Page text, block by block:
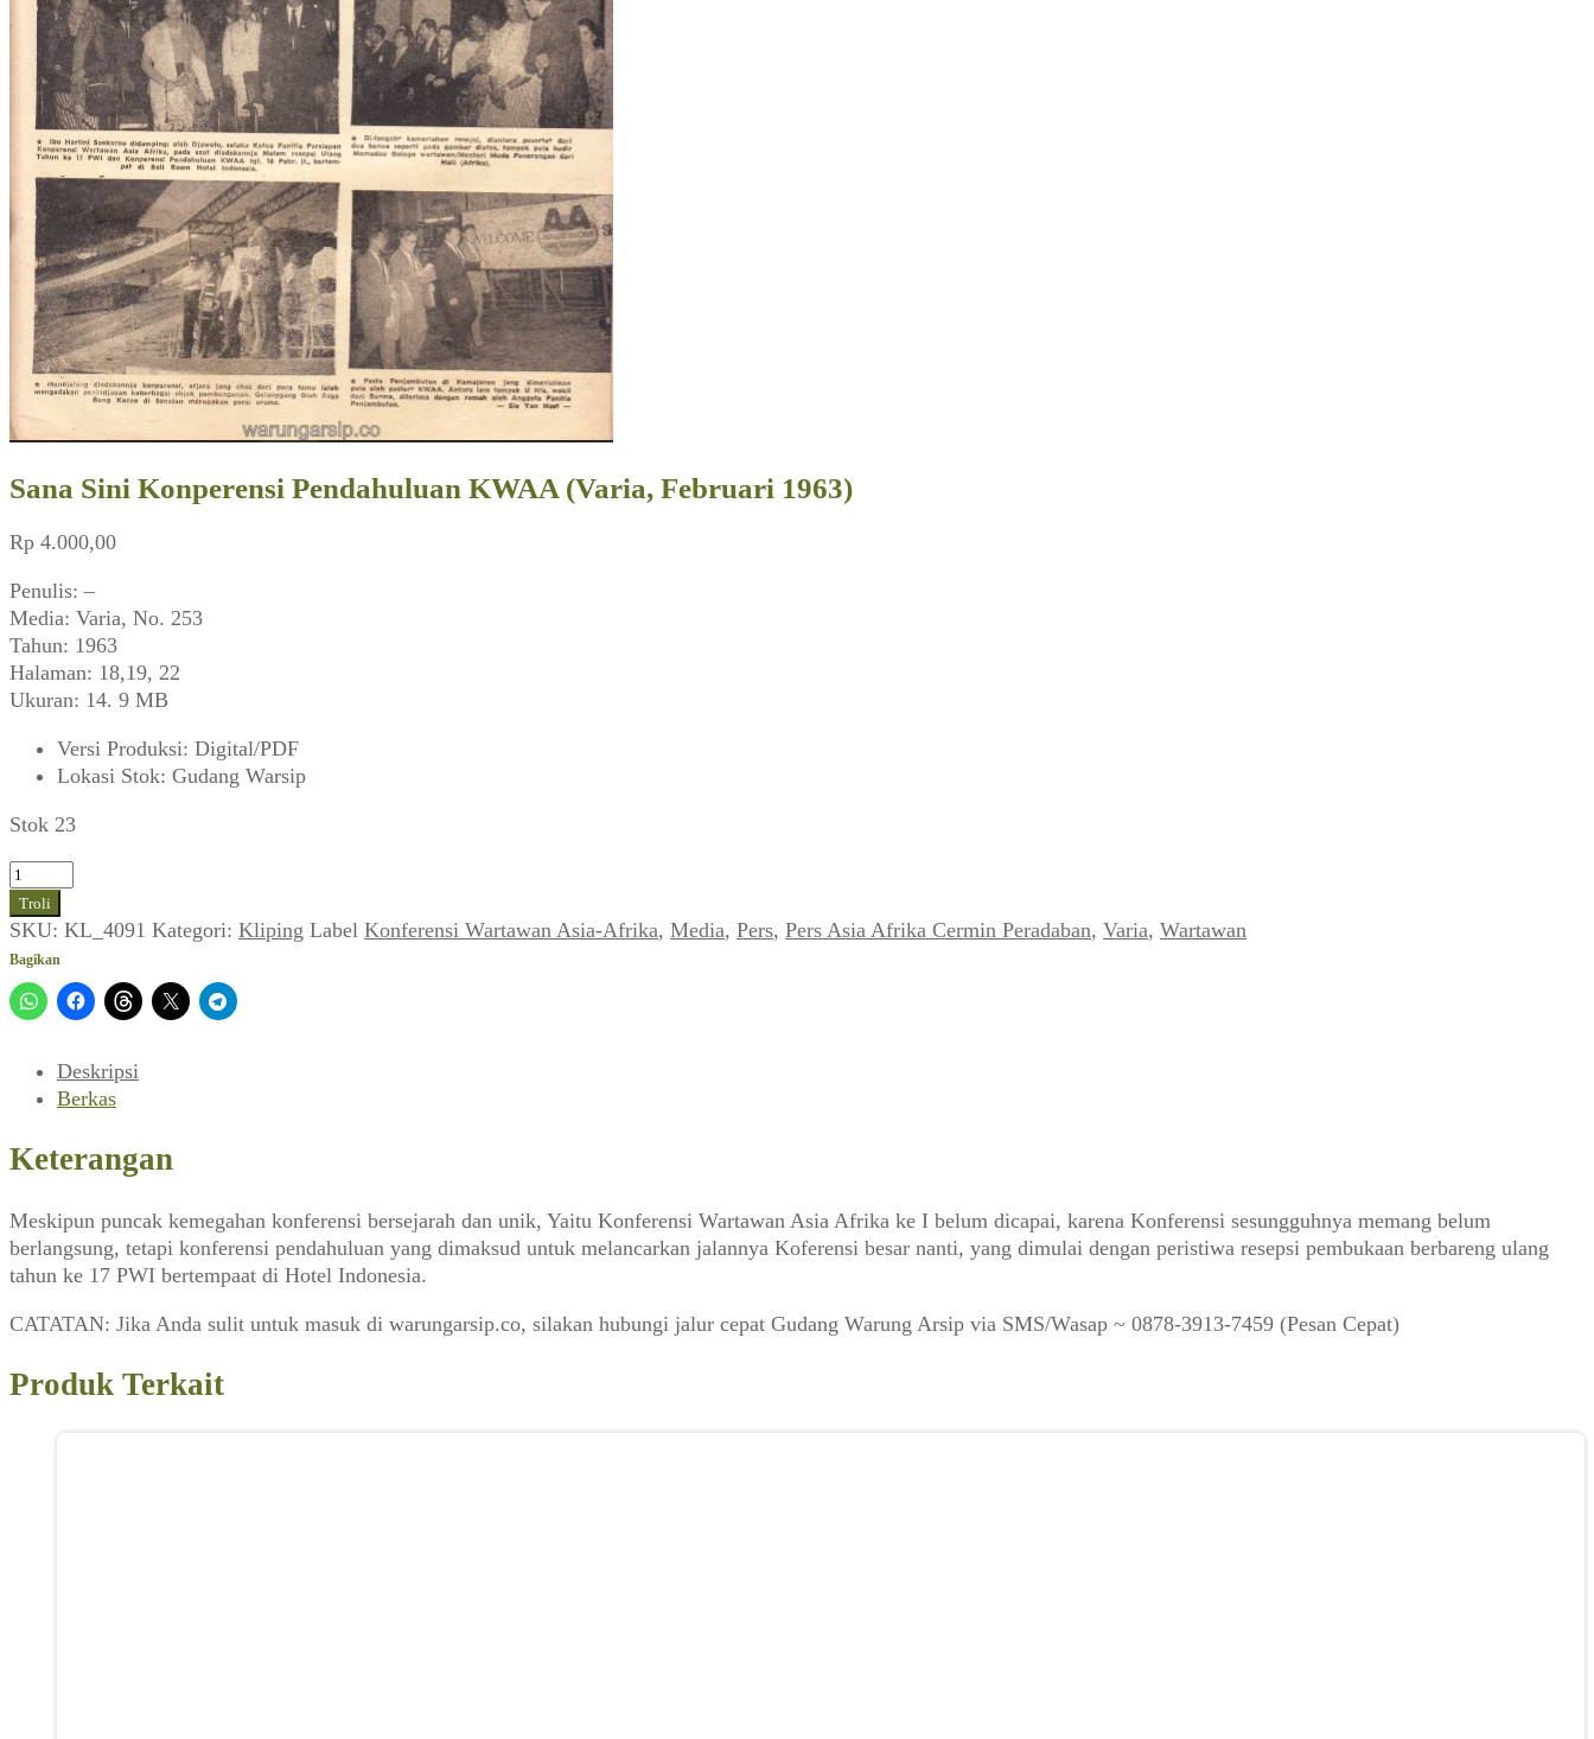
Sana Sini Konperensi Pendahuluan KWAA (Varia, Februari 1963)
Rp 4.000,00
Penulis: –
Media: Varia, No. 253
Tahun: 1963
Halaman: 18,19, 22
Ukuran: 14. 9 MB
Versi Produksi: Digital/PDF
Lokasi Stok: Gudang Warsip
Stok 23
Kuantitas
Sana
Sini
Konperensi
Pendahuluan
KWAA
Februari
1963)
Troli
SKU: KL_4091 Kategori: Kliping Label Konferensi Wartawan Asia-Afrika, Media, Pers, Pers Asia Afrika Cermin Peradaban, Varia, Wartawan
Bagikan
Deskripsi
Berkas
Keterangan
Meskipun puncak kemegahan konferensi bersejarah dan unik, Yaitu Konferensi Wartawan Asia Afrika ke I belum dicapai, karena Konferensi sesungguhnya memang belum
berlangsung, tetapi konferensi pendahuluan yang dimaksud untuk melancarkan jalannya Koferensi besar nanti, yang dimulai dengan peristiwa resepsi pembukaan berbareng ulang
tahun ke 17 PWI bertempaat di Hotel Indonesia.
CATATAN: Jika Anda sulit untuk masuk di warungarsip.co, silakan hubungi jalur cepat Gudang Warung Arsip via SMS/Wasap ~ 0878-3913-7459 (Pesan Cepat)
Produk Terkait